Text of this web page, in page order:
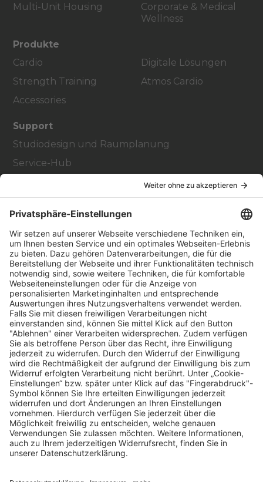
Multi-Unit Housing
Corporate & Medical
Wellness
Produkte
Cardio
Strength Training
Accessories
Digitale Lösungen
Atmos Cardio
Support
Studiodesign und Raumplanung
Service-Hub
Vertriebspartner finden
Stores Finden
Rechtlich
Zugänglichkeit
Careers
Bei Facility Connect anmelden
Impressum
Kontakt
Datenschutz-Einstellungen